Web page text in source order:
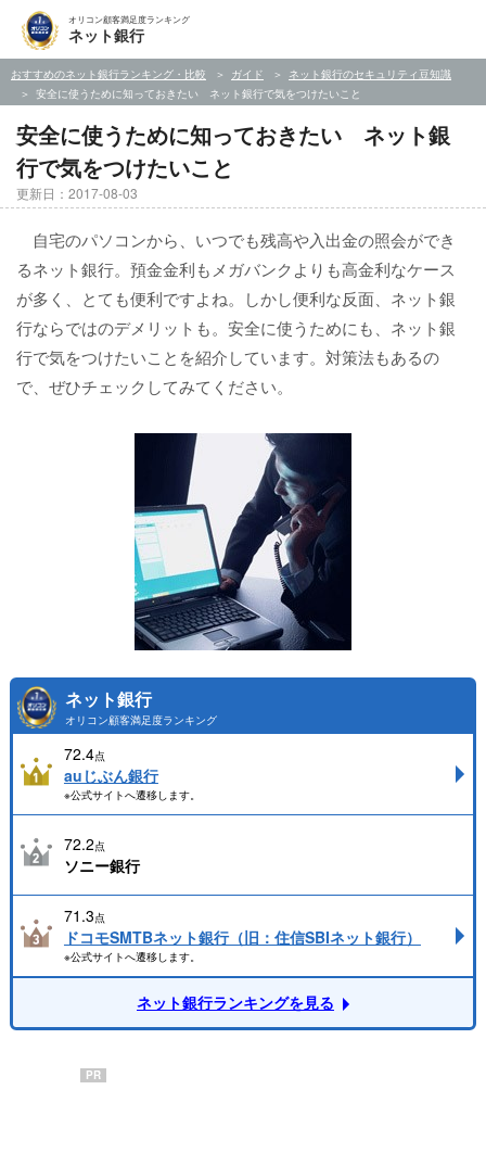
オリコン顧客満足度ランキング
ネット銀行
おすすめのネット銀行ランキング・比較 ガイド
ネット銀行のセキュリティ豆知識
安全に使うために知っておきたい ネット銀行で気をつけたいこと
安全に使うために知っておきたい ネット銀
行で気をつけたいこと
更新日：2017-08-03
自宅のパソコンから、いつでも残高や入出金の照会ができ
るネット銀行。預金金利もメガバンクよりも高金利なケース
が多く、とても便利ですよね。しかし便利な反面、ネット銀
行ならではのデメリットも。安全に使うためにも、ネット銀
行で気をつけたいことを紹介しています。対策法もあるの
で、ぜひチェックしてみてください。
ネット銀行
オリコン顧客満足度ランキング
72.4点
auじぶん銀行
※公式サイトへ遷移します。
72.2点
ソニー銀行
71.3点
ドコモSMTBネット銀行（旧：住信SBIネット銀行）
※公式サイトへ遷移します。
ネット銀行ランキングを見る
PR